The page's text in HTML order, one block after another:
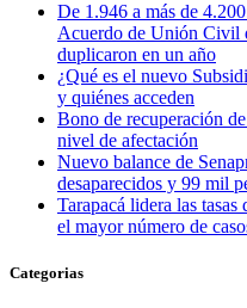
De 1.946 a más de
Acuerdo de Unión Civil
duplicaron en un año
¿Qué es el nuevo
y quiénes acceden
Bono de recuperación
nivel de afectación
Nuevo balance de
desaparecidos y 99 mil
Tarapacá lidera las
el mayor número de
Categorias